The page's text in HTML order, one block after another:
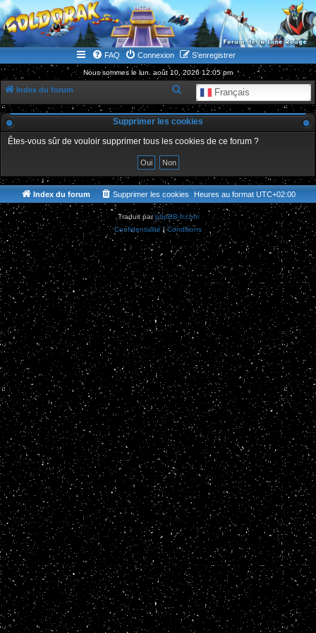
WWW.GOLDORAKGO.COM
le site de la Lune Rouge
FAQ Connexion S’enregistrer
Nous sommes le lun. août 10, 2026 12:05 pm
Index du forum Français
e
c
h
h
e
r
Supprimer les cookies
Êtes-vous sûr de vouloir supprimer tous les cookies de ce forum ?
Index du forum Heures au format UTC+02:00
Supprimer les cookies
Traduit parphpBB-fr.com
Confidentialité|Conditions